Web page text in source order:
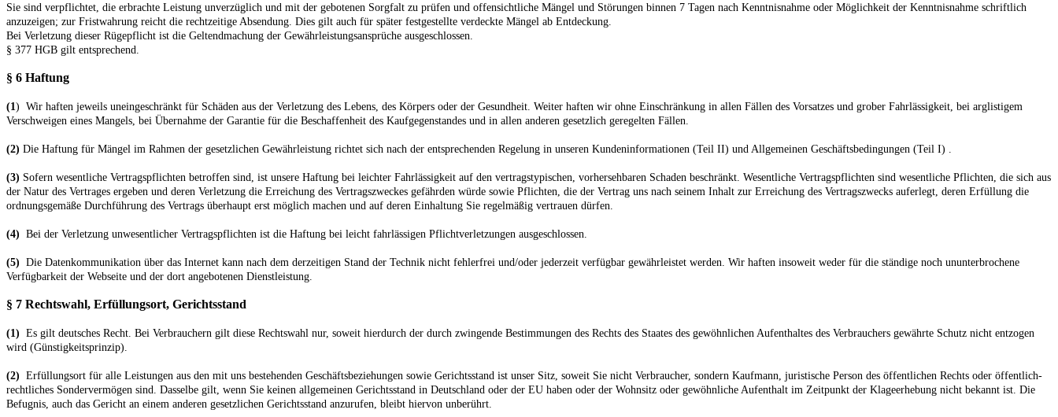
Sie sind verpflichtet, die erbrachte Leistung unverzüglich und mit der gebotenen Sorgfalt zu prüfen und offensichtliche Mängel und Störungen binnen 7 Tagen nach Kenntnisnahme oder Möglichkeit der Kenntnisnahme schriftlich
anzuzeigen; zur Fristwahrung reicht die rechtzeitige Absendung. Dies gilt auch für später festgestellte verdeckte Mängel ab Entdeckung.
Bei Verletzung dieser Rügepflicht ist die Geltendmachung der Gewährleistungsansprüche ausgeschlossen.
§ 377 HGB gilt entsprechend.
§ 6 Haftung
(1) Wir haften jeweils uneingeschränkt für Schäden aus der Verletzung des Lebens, des Körpers oder der Gesundheit. Weiter haften wir ohne Einschränkung in allen Fällen des Vorsatzes und grober Fahrlässigkeit, bei arglistigem
Verschweigen eines Mangels, bei Übernahme der Garantie für die Beschaffenheit des Kaufgegenstandes und in allen anderen gesetzlich geregelten Fällen.
(2) Die Haftung für Mängel im Rahmen der gesetzlichen Gewährleistung richtet sich nach der entsprechenden Regelung in unseren Kundeninformationen (Teil II) und Allgemeinen Geschäftsbedingungen (Teil I) .
(3) Sofern wesentliche Vertragspflichten betroffen sind, ist unsere Haftung bei leichter Fahrlässigkeit auf den vertragstypischen, vorhersehbaren Schaden beschränkt. Wesentliche Vertragspflichten sind wesentliche Pflichten, die sich aus
der Natur des Vertrages ergeben und deren Verletzung die Erreichung des Vertragszweckes gefährden würde sowie Pflichten, die der Vertrag uns nach seinem Inhalt zur Erreichung des Vertragszwecks auferlegt, deren Erfüllung die
ordnungsgemäße Durchführung des Vertrags überhaupt erst möglich machen und auf deren Einhaltung Sie regelmäßig vertrauen dürfen.
(4) Bei der Verletzung unwesentlicher Vertragspflichten ist die Haftung bei leicht fahrlässigen Pflichtverletzungen ausgeschlossen.
(5) Die Datenkommunikation über das Internet kann nach dem derzeitigen Stand der Technik nicht fehlerfrei und/oder jederzeit verfügbar gewährleistet werden. Wir haften insoweit weder für die ständige noch ununterbrochene
Verfügbarkeit der Webseite und der dort angebotenen Dienstleistung.
§ 7 Rechtswahl, Erfüllungsort, Gerichtsstand
(1) Es gilt deutsches Recht. Bei Verbrauchern gilt diese Rechtswahl nur, soweit hierdurch der durch zwingende Bestimmungen des Rechts des Staates des gewöhnlichen Aufenthaltes des Verbrauchers gewährte Schutz nicht entzogen
wird (Günstigkeitsprinzip).
(2) Erfüllungsort für alle Leistungen aus den mit uns bestehenden Geschäftsbeziehungen sowie Gerichtsstand ist unser Sitz, soweit Sie nicht Verbraucher, sondern Kaufmann, juristische Person des öffentlichen Rechts oder öffentlich-
rechtliches Sondervermögen sind. Dasselbe gilt, wenn Sie keinen allgemeinen Gerichtsstand in Deutschland oder der EU haben oder der Wohnsitz oder gewöhnliche Aufenthalt im Zeitpunkt der Klageerhebung nicht bekannt ist. Die
Befugnis, auch das Gericht an einem anderen gesetzlichen Gerichtsstand anzurufen, bleibt hiervon unberührt.